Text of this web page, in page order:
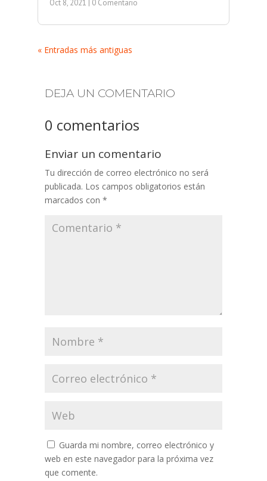
Oct 8, 2021 | 0 Comentario
« Entradas más antiguas
DEJA UN COMENTARIO
0 comentarios
Enviar un comentario
Tu dirección de correo electrónico no será
publicada. Los campos obligatorios están
marcados con *
Guarda mi nombre, correo electrónico y
web en este navegador para la próxima vez
que comente.